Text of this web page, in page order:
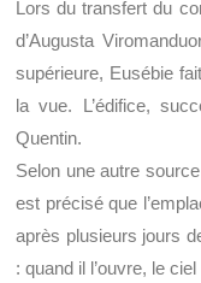
Lors du transfert du
d’Augusta
supérieure, Eusébie
la vue. L’édifice,
Quentin.
Selon une autre
est précisé que
après plusieurs jours
: quand il l’ouvre, le